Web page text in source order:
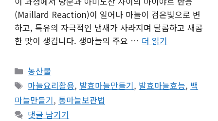
(Maillard Reaction)이 일어나 마늘이 검은빛으로 변
하고, 특유의 자극적인 냄새가 사라지며 달콤하고 새콤
한 맛이 생깁니다. 생마늘의 주요 … 더 읽기
카
테
고
리
농산물
태
그
마늘요리활용, 발효마늘만들기, 발효마늘효능, 백
마늘만들기, 통마늘보관법
댓글 남기기